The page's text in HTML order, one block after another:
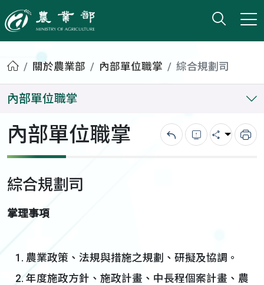
農業部
打開
小版
首頁關於農業部 內部單位職掌 綜合規劃司
內部單位職掌
內部單位職掌 回上一頁錯誤回報
分享 列
綜合規劃司
掌理事項
農業政策、法規與措施之規劃、研擬及協調。
年度施政方針、施政計畫、中長程個案計畫、農